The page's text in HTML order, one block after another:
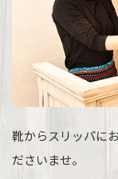
靴からスリッパに
ださいませ。